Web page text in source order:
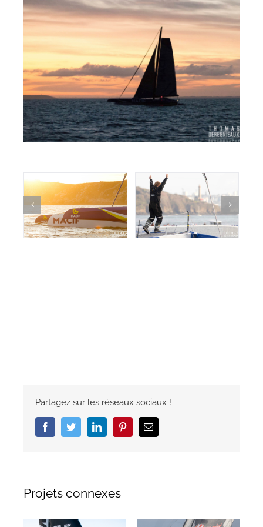
Partagez sur les réseaux sociaux !
FacebookTwitterLinkedInPinterestEmail
Projets connexes